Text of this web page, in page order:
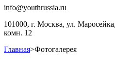
info@youthrussia.ru
101000, г. Москва, ул.
комн. 12
Главная>Фотогалерея